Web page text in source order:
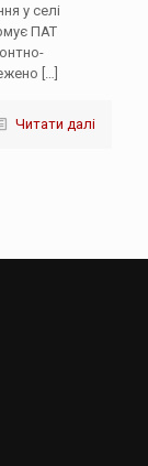
у селі
ПАТ
[…]
Читати далі